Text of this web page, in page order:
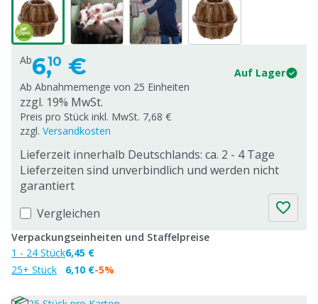
Ab6,10 €
Auf Lager
Ab Abnahmemenge von 25 Einheiten
zzgl. 19% MwSt.
Preis pro Stück inkl. MwSt. 7,68 €
zzgl. Versandkosten
Lieferzeit innerhalb Deutschlands: ca. 2 - 4 Tage
Lieferzeiten sind unverbindlich und werden nicht
garantiert
Vergleichen
Verpackungseinheiten und Staffelpreise
1 - 24 Stück
25+ Stück
6,45 €
6,10 €-5%